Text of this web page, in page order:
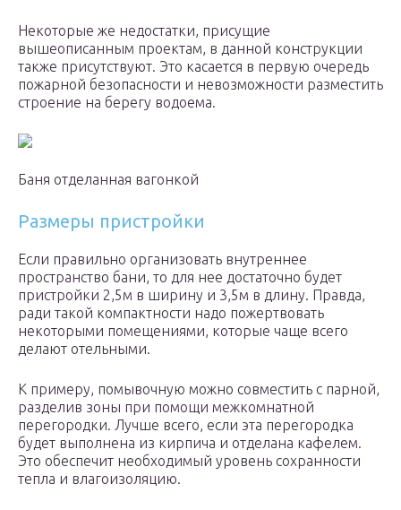
Некоторые же недостатки, присущие
вышеописанным проектам, в данной конструкции
также присутствуют. Это касается в первую очередь
пожарной безопасности и невозможности разместить
строение на берегу водоема.
Баня отделанная вагонкой
Размеры пристройки
Если правильно организовать внутреннее
пространство бани, то для нее достаточно будет
пристройки 2,5м в ширину и 3,5м в длину. Правда,
ради такой компактности надо пожертвовать
некоторыми помещениями, которые чаще всего
делают отельными.
К примеру, помывочную можно совместить с парной,
разделив зоны при помощи межкомнатной
перегородки. Лучше всего, если эта перегородка
будет выполнена из кирпича и отделана кафелем.
Это обеспечит необходимый уровень сохранности
тепла и влагоизоляцию.